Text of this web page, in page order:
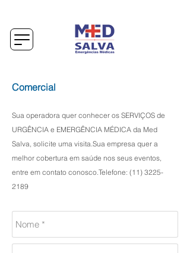
Comercial
Sua operadora quer conhecer os SERVIÇOS de
URGÊNCIA e EMERGÊNCIA MÉDICA da Med
Salva, solicite uma visita.Sua empresa quer a
melhor cobertura em saúde nos seus eventos,
entre em contato conosco.Telefone: (11) 3225-
2189